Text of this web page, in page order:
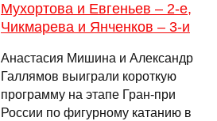
Мухортова и Евгеньев – 2-е,
Чикмарева и Янченков – 3-и
Анастасия Мишина и Александр
Галлямов выиграли короткую
программу на этапе Гран-при
России по фигурному катанию в